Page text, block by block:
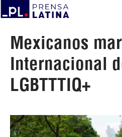
Mexicanos
Internacional
LGBTTTIQ+